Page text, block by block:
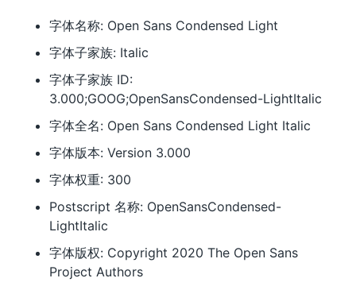
字体名称: Open Sans Condensed Light
字体子家族: Italic
字体子家族 ID:
3.000;GOOG;OpenSansCondensed-LightItalic
字体全名: Open Sans Condensed Light Italic
字体版本: Version 3.000
字体权重: 300
Postscript 名称: OpenSansCondensed-
LightItalic
字体版权: Copyright 2020 The Open Sans
Project Authors